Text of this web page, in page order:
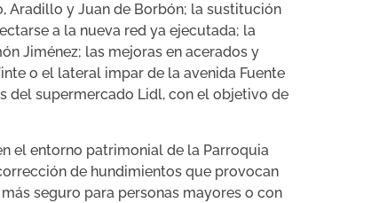
Aradillo y Juan de Borbón; la sustitución
a la nueva red ya ejecutada; la
Jiménez; las mejoras en acerados y
o el lateral impar de la avenida Fuente
del supermercado Lidl, con el objetivo de
el entorno patrimonial de la Parroquia
de hundimientos que provocan
seguro para personas mayores o con